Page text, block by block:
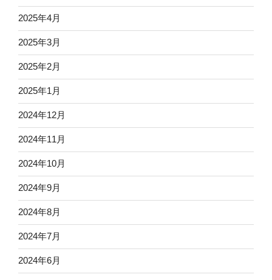
2025年4月
2025年3月
2025年2月
2025年1月
2024年12月
2024年11月
2024年10月
2024年9月
2024年8月
2024年7月
2024年6月